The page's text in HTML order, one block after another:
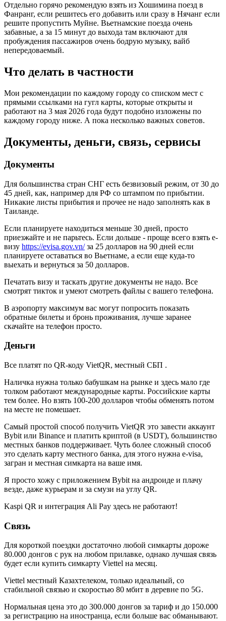
Отдельно горячо рекомендую взять из Хошимина поезд в
Фанранг, если решитесь его добавить или сразу в Нячанг если
решите пропустить Муйне. Вьетнамские поезда очень
забавные, а за 15 минут до выхода там включают для
пробуждения пассажиров очень бодрую музыку, вайб
непередоваемый.
Что делать в частности
Мои рекомендации по каждому городу со списком мест с
прямыми ссылками на гугл карты, которые открыты и
работают на 3 мая 2026 года будут подобно изложены по
каждому городу ниже. А пока несколько важных советов.
Документы, деньги, связь, сервисы
Документы
Для большинства стран СНГ есть безвизовый режим, от 30 до
45 дней, как, например для РФ со штампом по прибытии.
Никакие листы прибытия и прочее не надо заполнять как в
Таиланде.
Если планируете находиться меньше 30 дней, просто
приезжайте и не парьтесь. Если дольше - проще всего взять e-
визу https://evisa.gov.vn/за 25 долларов на 90 дней если
планируете оставаться во Вьетнаме, а если еще куда-то
выехать и вернуться за 50 долларов.
Печатать визу и таскать другие документы не надо. Все
смотрят тикток и умеют смотреть файлы с вашего телефона.
В аэропорту максимум вас могут попросить показать
обратные билеты и бронь проживания, лучше заранее
скачайте на телефон просто.
Деньги
Все платят по QR-коду VietQR, местный СБП .
Наличка нужна только бабушкам на рынке и здесь мало где
толком работают международные карты. Российские карты
тем более. Но взять 100-200 долларов чтобы обменять потом
на месте не помешает.
Самый простой способ получить VietQR это завести аккаунт
Bybit или Binance и платить криптой (в USDT), большинство
местных банков поддерживает. Чуть более сложный способ
это сделать карту местного банка, для этого нужна e-visa,
загран и местная симкарта на ваше имя.
Я просто хожу с приложением Bybit на андроиде и плачу
везде, даже курьерам и за смузи на углу QR.
Kaspi QR и интеграция Ali Pay здесь не работают!
Связь
Для короткой поездки достаточно любой симкарты дороже
80.000 донгов с рук на любом прилавке, однако лучшая связь
будет если купить симкарту Viettel на месяц.
Viettel местный Казахтелеком, только идеальный, со
стабильной связью и скоростью 80 мбит в деревне по 5G.
Нормальная цена это до 300.000 донгов за тариф и до 150.000
за регистрацию на иностранца, если больше вас обманывают.